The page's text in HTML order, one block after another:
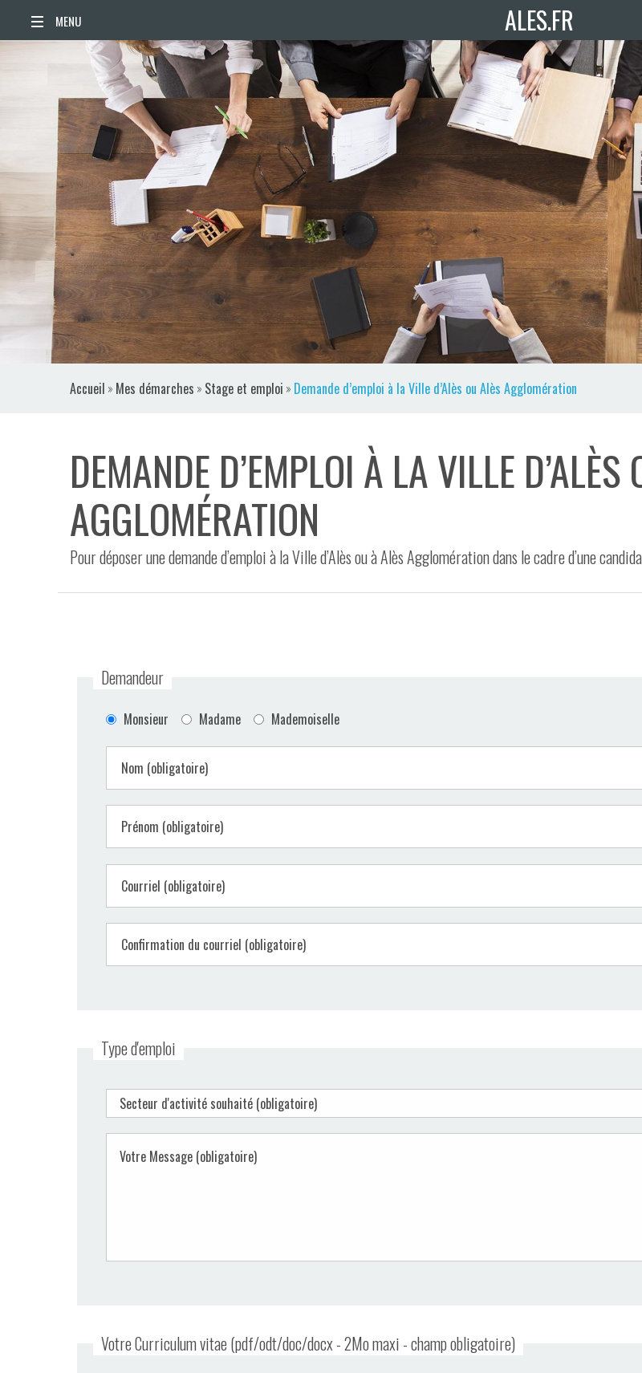
ALES.FR
ACTUALITÉS
AGENDA
TERRITOIRE
VIE QUOTIDIENNE
SORTIR / BOUGER
PUBLICATIONS
ESPACE PRESSE
Accueil » Mes démarches » Stage et emploi » Demande d’emploi à la Ville d’Alès ou Alès Agglomération
DEMANDE D’EMPLOI À LA VILLE D’ALÈS
AGGLOMÉRATION
Pour déposer une demande d’emploi à la Ville d’Alès ou à Alès Agglomération dans le cadre d’une
Demandeur
Monsieur Madame Mademoiselle
Nom (obligatoire)
Prénom (obligatoire)
Courriel (obligatoire)
Confirmation du courriel (obligatoire)
Type d'emploi
Votre Curriculum vitae (pdf/odt/doc/docx - 2Mo maxi - champ obligatoire)